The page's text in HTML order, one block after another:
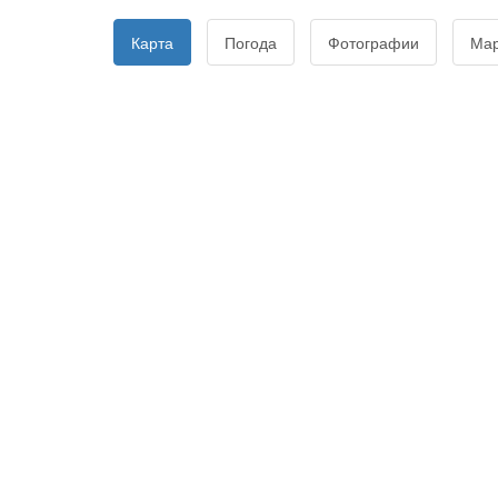
Карта Погода Фотографии